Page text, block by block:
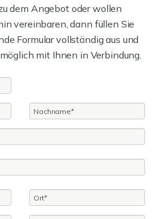
dem Angebot oder wollen
vereinbaren, dann füllen Sie
Formular vollständig aus und
mit Ihnen in Verbindung.